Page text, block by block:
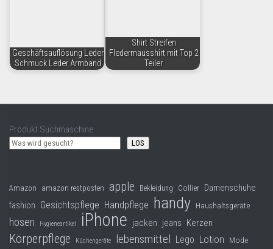
Geschäftsauflösung Leder
Schmuck Leder Armband
Shirt Streifen
Fledermausshirt mit Top 2
Teiler
Produkt Suchmaschine
LOS
Amazon amazon restposten apple Bekleidung Collier Damenschuhe
fashion Gesichtspflege Handpflege handy Haushaltsgeräte
hosen Hygieneartikel iPhone jacken jeans Kerzen
Körperpflege Küchengeräte lebensmittel Lego Lotion Mode